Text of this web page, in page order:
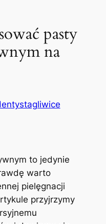
pasty
na
to jedynie
warto
pielęgnacji⁣
przyjrzymy